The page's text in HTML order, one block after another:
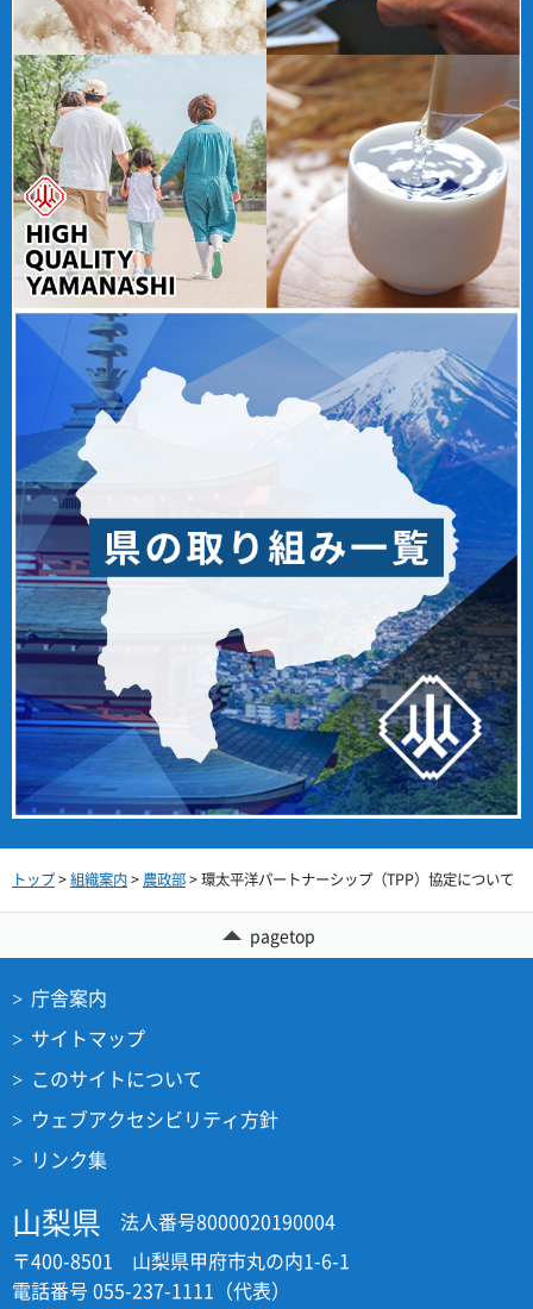
トップ>組織案内> 農政部> 環太平洋パートナーシップ（TPP）協定について
pagetop
庁舎案内
サイトマップ
このサイトについて
ウェブアクセシビリティ方針
リンク集
山梨県
法人番号8000020190004
〒400-8501 山梨県甲府市丸の内1-6-1
電話番号 055-237-1111（代表）